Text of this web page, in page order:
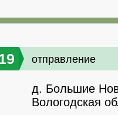
отправление
д. Большие
Вологодская